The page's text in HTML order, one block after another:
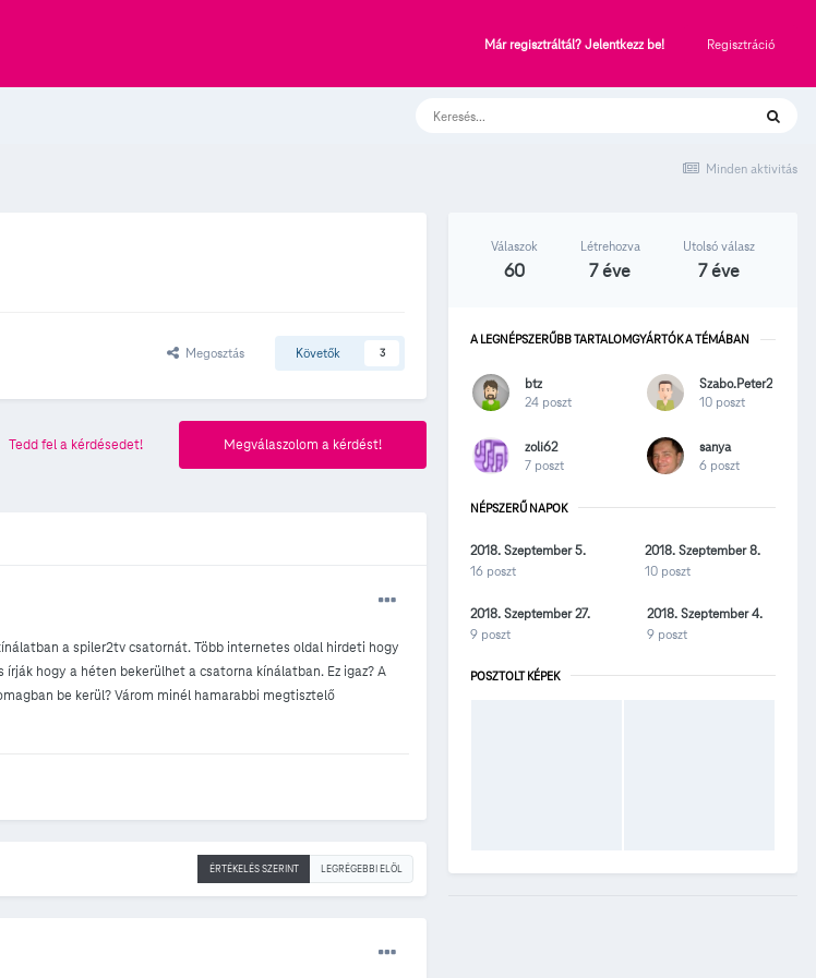
Már regisztráltál? Jelentkezz be! Regisztráció
Minden aktivitás
Megosztás Követők 3
Megválaszolom a kérdést!
Tedd fel a kérdésedet!
a spiler2tv csatornát. Több internetes oldal hirdeti hogy
hogy a héten bekerülhet a csatorna kínálatban. Ez igaz? A
be kerül? Várom minél hamarabbi megtisztelő
ÉRTÉKELÉS SZERINT LEGRÉGEBBI ELÖL
Válaszok
60
Létrehozva
7 éve
Utolsó válasz
7 éve
A LEGNÉPSZERŰBB TARTALOMGYÁRTÓK A TÉMÁBAN
btz
24 poszt
Szabo.Peter2
10 poszt
zoli62
7 poszt
sanya
6 poszt
NÉPSZERŰ NAPOK
2018. Szeptember 5.
16 poszt
2018. Szeptember 8.
10 poszt
2018. Szeptember 27.
9 poszt
2018. Szeptember 4.
9 poszt
POSZTOLT KÉPEK